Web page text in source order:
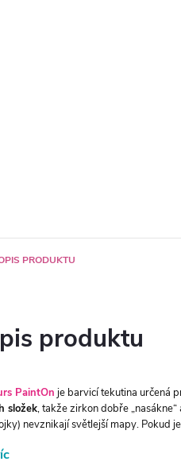
PRODUKTU
produktu
PaintOn je barvicí tekutina určená
složek, takže zirkon dobře
nevznikají světlejší mapy. Pokud